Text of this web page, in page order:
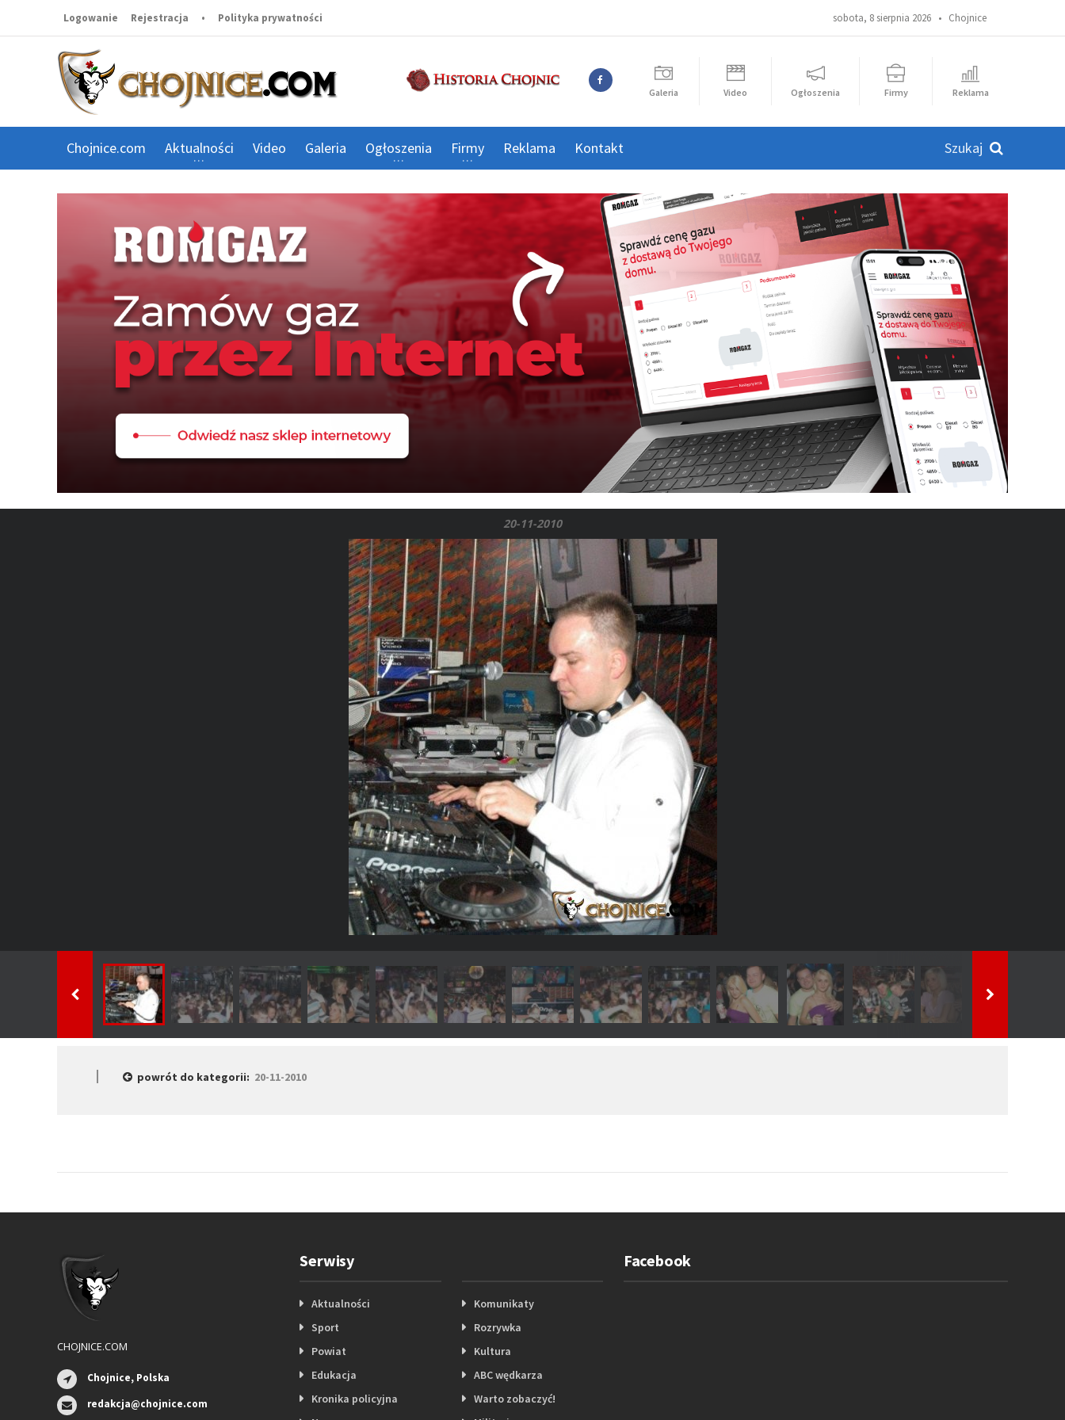
sobota, 8 sierpnia 2026 • Chojnice
Logowanie Rejestracja • Polityka prywatności
Galeria Video Ogłoszenia Firmy Reklama
Chojnice.com Aktualności Video Galeria Ogłoszenia Firmy Reklama Kontakt
20-11-2010
powrót do kategorii: 20-11-2010
CHOJNICE.COM
Chojnice, Polska
redakcja@chojnice.com
Serwisy
Aktualności
Sport
Powiat
Edukacja
Kronika policyjna
Komunikaty
Rozrywka
Kultura
ABC wędkarza
Warto zobaczyć!
Facebook